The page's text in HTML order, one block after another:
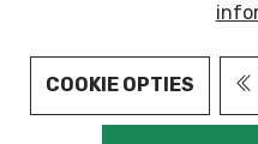
COOKIE OPTIES